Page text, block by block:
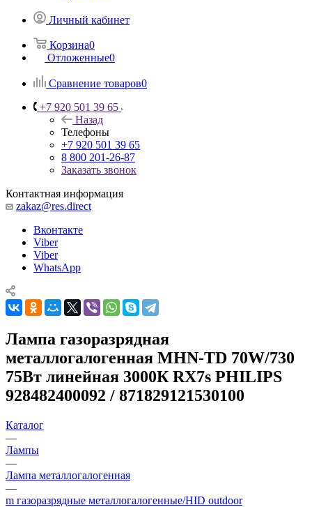
Личный кабинет
Корзина0
Отложенные0
Сравнение товаров0
+7 920 501 39 65
Назад
Телефоны
+7 920 501 39 65
8 800 201-26-87
Заказать звонок
Контактная информация
zakaz@res.direct
Вконтакте
Viber
Viber
WhatsApp
Лампа газоразрядная
металлогалогенная MHN-TD 70W/730
75Вт линейная 3000К RX7s PHILIPS
928482400092 / 871829121530100
Каталог
—
Лампы
—
Лампа металлогалогенная
—
m газоразрядные металлогалогенные/HID outdoor